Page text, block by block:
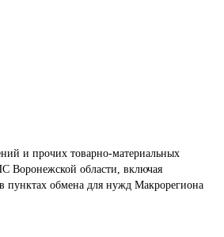
и прочих товарно-материальных
Воронежской области, включая
пунктах обмена для нужд Макрорегиона